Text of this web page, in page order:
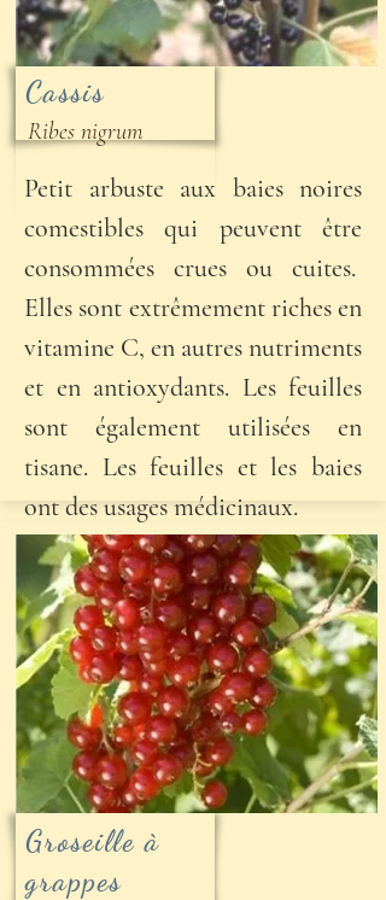
Cassis
Ribes nigrum
Petit arbuste aux baies noires
comestibles qui peuvent être
consommées crues ou cuites.
Elles sont extrêmement riches en
vitamine C, en autres nutriments
et en antioxydants. Les feuilles
sont également utilisées en
tisane. Les feuilles et les baies
ont des usages médicinaux.
Groseille à
grappes